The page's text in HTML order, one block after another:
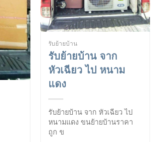
รับย้ายบ้าน
รับย้ายบ้าน จาก
หัวเฉียว ไป หนาม
แดง
รับย้ายบ้าน จาก หัวเฉียว ไป
หนามแดง ขนย้ายบ้านราคา
ถูก ข